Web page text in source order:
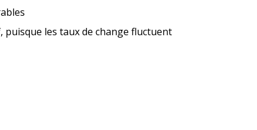
les taux de change fluctuent